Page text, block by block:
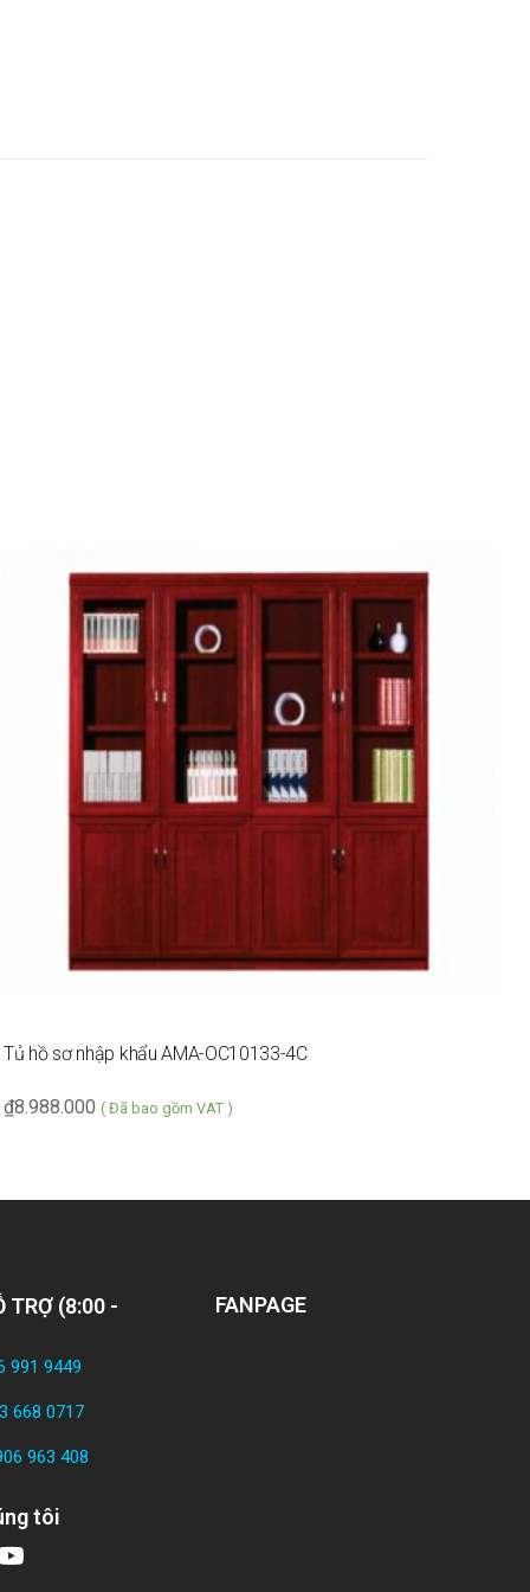
Tủ hồ sơ nhập khẩu AMA-OC10133-4C
8.988.000
₫ ( Đã bao gồm VAT )
TRỢ (8:00 -
991 9449
668 0717
963 408
tôi
FANPAGE